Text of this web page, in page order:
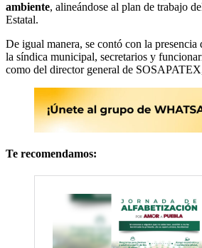
ambiente, alineándose al plan de trabajo
Estatal.
De igual manera, se contó con la presencia
la síndica municipal, secretarios y
como del director general de
Te recomendamos: